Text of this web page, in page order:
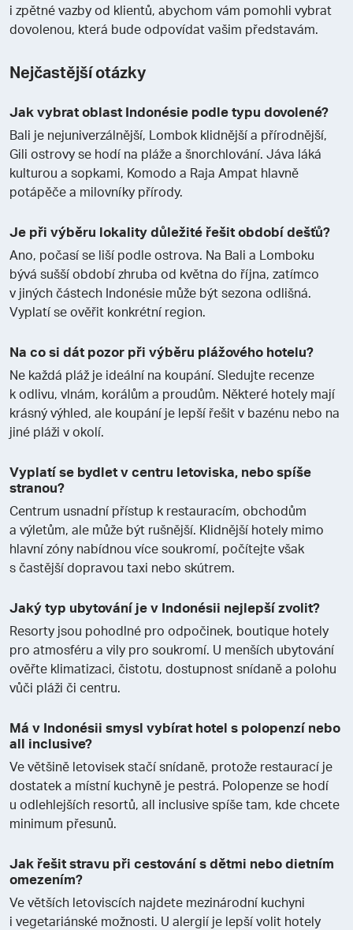
i zpětné vazby od klientů, abychom vám pomohli vybrat
dovolenou, která bude odpovídat vašim představám.
Nejčastější otázky
Jak vybrat oblast Indonésie podle typu dovolené?
Bali je nejuniverzálnější, Lombok klidnější a přírodnější,
Gili ostrovy se hodí na pláže a šnorchlování. Jáva láká
kulturou a sopkami, Komodo a Raja Ampat hlavně
potápěče a milovníky přírody.
Je při výběru lokality důležité řešit období dešťů?
Ano, počasí se liší podle ostrova. Na Bali a Lomboku
bývá sušší období zhruba od května do října, zatímco
v jiných částech Indonésie může být sezona odlišná.
Vyplatí se ověřit konkrétní region.
Na co si dát pozor při výběru plážového hotelu?
Ne každá pláž je ideální na koupání. Sledujte recenze
k odlivu, vlnám, korálům a proudům. Některé hotely mají
krásný výhled, ale koupání je lepší řešit v bazénu nebo na
jiné pláži v okolí.
Vyplatí se bydlet v centru letoviska, nebo spíše
stranou?
Centrum usnadní přístup k restauracím, obchodům
a výletům, ale může být rušnější. Klidnější hotely mimo
hlavní zóny nabídnou více soukromí, počítejte však
s častější dopravou taxi nebo skútrem.
Jaký typ ubytování je v Indonésii nejlepší zvolit?
Resorty jsou pohodlné pro odpočinek, boutique hotely
pro atmosféru a vily pro soukromí. U menších ubytování
ověřte klimatizaci, čistotu, dostupnost snídaně a polohu
vůči pláži či centru.
Má v Indonésii smysl vybírat hotel s polopenzí nebo
all inclusive?
Ve většině letovisek stačí snídaně, protože restaurací je
dostatek a místní kuchyně je pestrá. Polopenze se hodí
u odlehlejších resortů, all inclusive spíše tam, kde chcete
minimum přesunů.
Jak řešit stravu při cestování s dětmi nebo dietním
omezením?
Ve větších letoviscích najdete mezinárodní kuchyni
i vegetariánské možnosti. U alergií je lepší volit hotely